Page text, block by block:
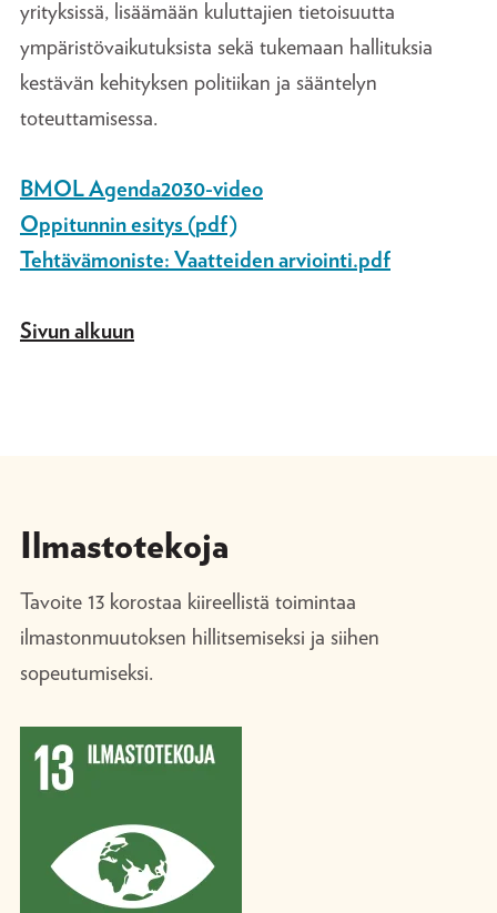
yrityksissä, lisäämään kuluttajien tietoisuutta
ympäristövaikutuksista sekä tukemaan hallituksia
kestävän kehityksen politiikan ja sääntelyn
toteuttamisessa.
BMOL Agenda2030-video
Oppitunnin esitys (pdf)
Tehtävämoniste: Vaatteiden arviointi.pdf
Sivun alkuun
Ilmastotekoja
Tavoite 13 korostaa kiireellistä toimintaa
ilmastonmuutoksen hillitsemiseksi ja siihen
sopeutumiseksi.